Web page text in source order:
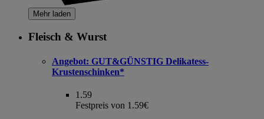
Mehr laden
Fleisch & Wurst
Angebot: GUT&GÜNSTIG Delikatess-
Krustenschinken*
1.59
Festpreis von 1.59€